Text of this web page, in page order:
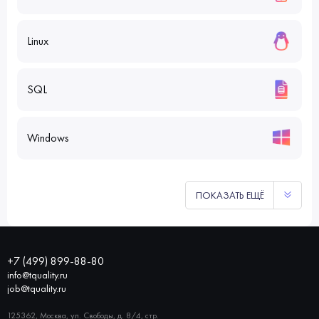
Linux
SQL
Windows
ПОКАЗАТЬ ЕЩЁ
+7 (499) 899-88-80
info@tquality.ru
job@tquality.ru
125362, Москва, ул. Свободы, д. 8/4, стр.